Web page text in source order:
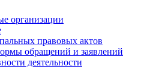
организации
правовых актов
обращений и заявлений
деятельности